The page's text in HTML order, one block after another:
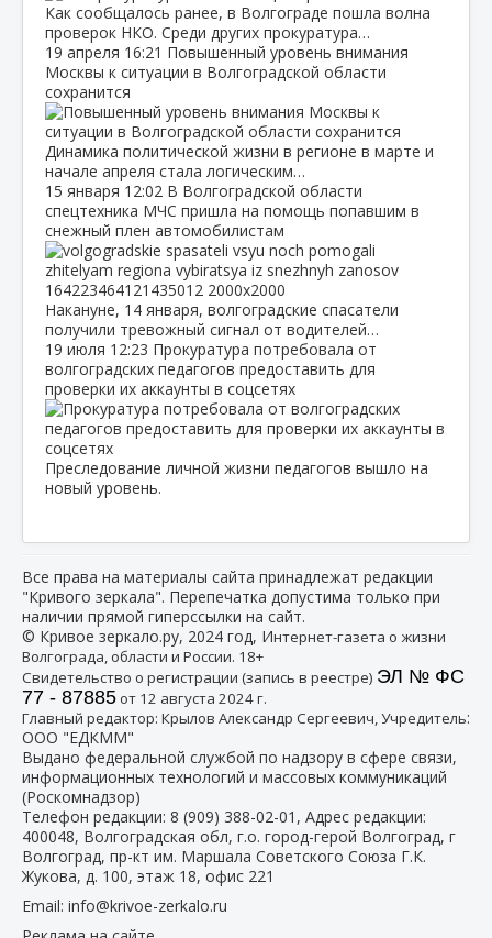
Как сообщалось ранее, в Волгограде пошла волна
проверок НКО. Среди других прокуратура…
19 апреля 16:21 Повышенный уровень внимания
Москвы к ситуации в Волгоградской области
сохранится
Динамика политической жизни в регионе в марте и
начале апреля стала логическим…
15 января 12:02 В Волгоградской области
спецтехника МЧС пришла на помощь попавшим в
снежный плен автомобилистам
Накануне, 14 января, волгоградские спасатели
получили тревожный сигнал от водителей…
19 июля 12:23 Прокуратура потребовала от
волгоградских педагогов предоставить для
проверки их аккаунты в соцсетях
Преследование личной жизни педагогов вышло на
новый уровень.
Все права на материалы сайта принадлежат редакции
"Кривого зеркала". Перепечатка допустима только при
наличии прямой гиперссылки на сайт.
© Кривое зеркало.ру, 2024 год, Интернет-газета о жизни
Волгограда, области и России. 18+
Свидетельство о регистрации (запись в реестре) ЭЛ № ФС
77 - 87885от 12 августа 2024 г.
Главный редактор: Крылов Александр Сергеевич, Учредитель:
ООО "ЕДКММ"
Выдано федеральной службой по надзору в сфере связи,
информационных технологий и массовых коммуникаций
(Роскомнадзор)
Телефон редакции: 8 (909) 388-02-01 , Адрес редакции:
400048, Волгоградская обл, г.о. город-герой Волгоград, г
Волгоград, пр-кт им. Маршала Советского Союза Г.К.
Жукова, д. 100, этаж 18, офис 221
Email: info@krivoe-zerkalo.ru